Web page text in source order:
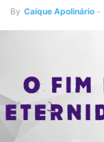
By Caíque Apolinário -